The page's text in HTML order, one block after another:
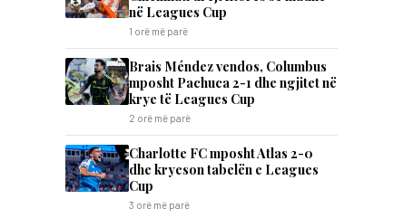
në Leagues Cup
1 orë më parë
Brais Méndez vendos, Columbus
mposht Pachuca 2-1 dhe ngjitet në
krye të Leagues Cup
2 orë më parë
Charlotte FC mposht Atlas 2-0
dhe kryeson tabelën e Leagues
Cup
3 orë më parë